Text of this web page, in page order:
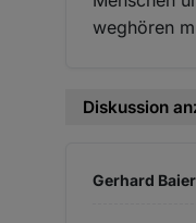
weghören
Diskussion
Gerhard